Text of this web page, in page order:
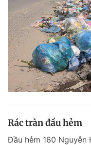
Rác tràn đầu hẻm
Đầu hẻm 160 Nguyễn